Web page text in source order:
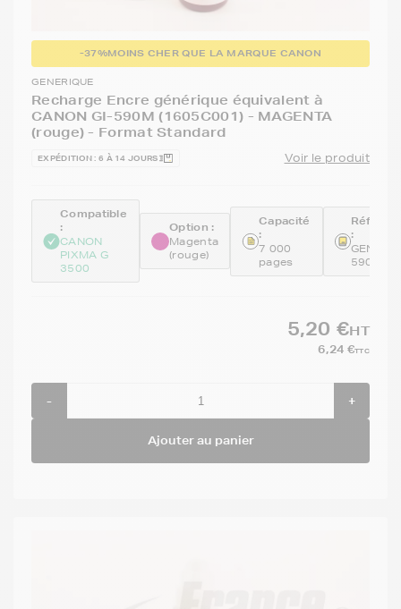
-37%MOINS CHER QUE LA MARQUE CANON
GENERIQUE
Recharge Encre générique équivalent à
CANON GI-590M (1605C001) - MAGENTA
(rouge) - Format Standard
EXPÉDITION : 6 À 14 JOURS Voir le produit
Compatible
:
CANON
PIXMA G
3500
Option :
Magenta
(rouge)
Capacité
:
7 000
pages
:
GENEGI-
590M
5,20 €HT
6,24 €TTC
- +
Ajouter au panier